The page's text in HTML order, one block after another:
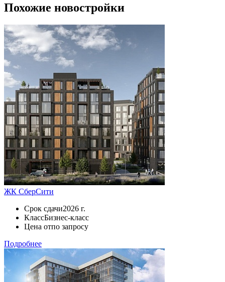
Похожие новостройки
ЖК СберСити
Срок сдачи2026 г.
КлассБизнес-класс
Цена отпо запросу
Подробнее